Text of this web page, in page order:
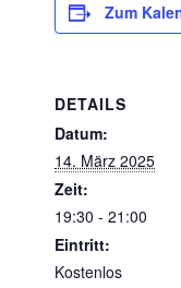
Zum
DETAILS
Datum:
14. März 2025
Zeit:
19:30 - 21:00
Eintritt:
Kostenlos